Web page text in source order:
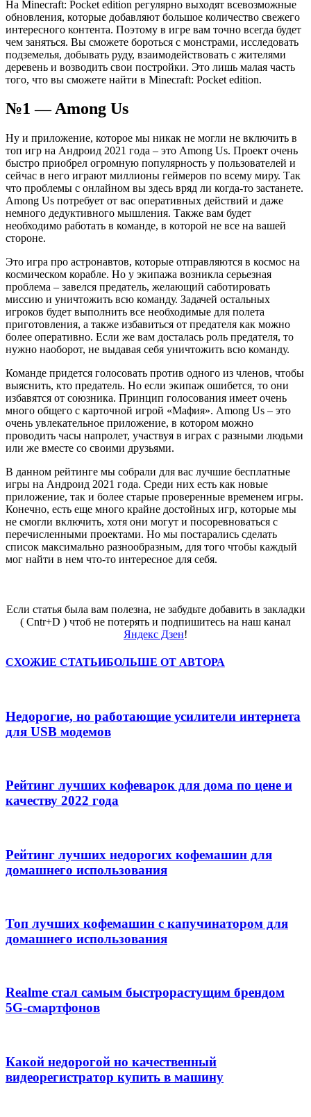
На Minecraft: Pocket edition регулярно выходят всевозможные
обновления, которые добавляют большое количество свежего
интересного контента. Поэтому в игре вам точно всегда будет
чем заняться. Вы сможете бороться с монстрами, исследовать
подземелья, добывать руду, взаимодействовать с жителями
деревень и возводить свои постройки. Это лишь малая часть
того, что вы сможете найти в Minecraft: Pocket edition.
№1 — Among Us
Ну и приложение, которое мы никак не могли не включить в
топ игр на Андроид 2021 года – это Among Us. Проект очень
быстро приобрел огромную популярность у пользователей и
сейчас в него играют миллионы геймеров по всему миру. Так
что проблемы с онлайном вы здесь вряд ли когда-то застанете.
Among Us потребует от вас оперативных действий и даже
немного дедуктивного мышления. Также вам будет
необходимо работать в команде, в которой не все на вашей
стороне.
Это игра про астронавтов, которые отправляются в космос на
космическом корабле. Но у экипажа возникла серьезная
проблема – завелся предатель, желающий саботировать
миссию и уничтожить всю команду. Задачей остальных
игроков будет выполнить все необходимые для полета
приготовления, а также избавиться от предателя как можно
более оперативно. Если же вам досталась роль предателя, то
нужно наоборот, не выдавая себя уничтожить всю команду.
Команде придется голосовать против одного из членов, чтобы
выяснить, кто предатель. Но если экипаж ошибется, то они
избавятся от союзника. Принцип голосования имеет очень
много общего с карточной игрой «Мафия». Among Us – это
очень увлекательное приложение, в котором можно
проводить часы напролет, участвуя в играх с разными людьми
или же вместе со своими друзьями.
В данном рейтинге мы собрали для вас лучшие бесплатные
игры на Андроид 2021 года. Среди них есть как новые
приложение, так и более старые проверенные временем игры.
Конечно, есть еще много крайне достойных игр, которые мы
не смогли включить, хотя они могут и посоревноваться с
перечисленными проектами. Но мы постарались сделать
список максимально разнообразным, для того чтобы каждый
мог найти в нем что-то интересное для себя.
Если статья была вам полезна, не забудьте добавить в закладки
( Cntr+D ) чтоб не потерять и подпишитесь на наш канал
Яндекс Дзен!
СХОЖИЕ СТАТЬИБОЛЬШЕ ОТ АВТОРА
Недорогие, но работающие усилители интернета
для USB модемов
Рейтинг лучших кофеварок для дома по цене и
качеству 2022 года
Рейтинг лучших недорогих кофемашин для
домашнего использования
Топ лучших кофемашин с капучинатором для
домашнего использования
Realme стал самым быстрорастущим брендом
5G-смартфонов
Какой недорогой но качественный
видеорегистратор купить в машину